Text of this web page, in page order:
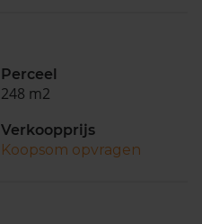
Perceel
248 m2
Verkoopprijs
Koopsom opvragen